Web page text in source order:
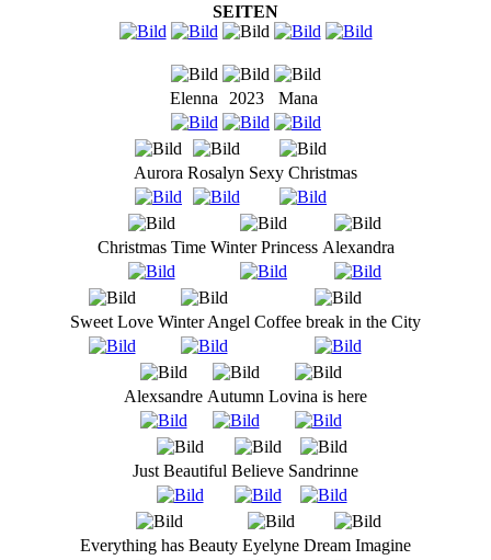
SEITEN
Elenna 2023 Mana
Aurora Rosalyn Sexy Christmas
Christmas Time Winter Princess Alexandra
Sweet Love Winter Angel Coffee break in the City
Alexsandre Autumn Lovina is here
Just Beautiful Believe Sandrinne
Everything has Beauty Eyelyne Dream Imagine